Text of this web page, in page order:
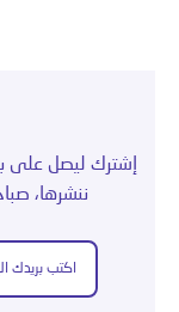
إشترك ليصل على
ننشرها،